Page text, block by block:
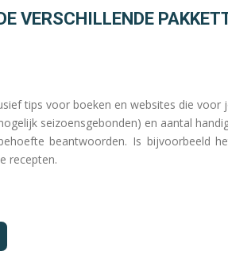
VERSCHILLENDE
tips voor boeken en websites die voor
seizoensgebonden) en aantal
beantwoorden. Is bijvoorbeeld
recepten.